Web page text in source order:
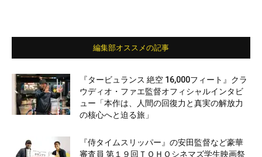
編集部オススメの記事
『タービュランス 絶空 16,000フィート』クラ
ウディオ・ファエ監督オフィシャルインタビ
ュー「本作は、人間の回復力と真実の解放力
の核心へと迫る旅」
『侍タイムスリッパー』の安田監督など豪華
審査員 第１９回ＴＯＨＯシネマズ学生映画祭